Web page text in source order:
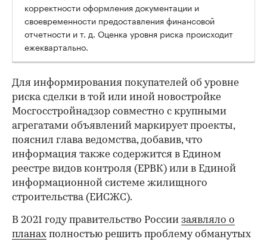
корректности оформления документации и
своевременности предоставления финансовой
отчетности и т. д. Оценка уровня риска происходит
ежеквартально.
Для информирования покупателей об уровне
риска сделки в той или иной новостройке
Мосгосстройнадзор совместно с крупными
агрегатами объявлений маркирует проекты,
пояснил глава ведомства, добавив, что
информация также содержится в Едином
реестре видов контроля (ЕРВК) или в Единой
информационной системе жилищного
строительства (ЕИСЖС).
В 2021 году правительство России заявляло о
планах полностью решить проблему обманутых